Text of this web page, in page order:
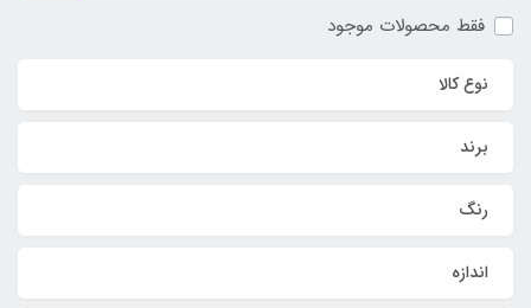
فقط محصولات موجود
نوع کالا
برند
رنگ
اندازه